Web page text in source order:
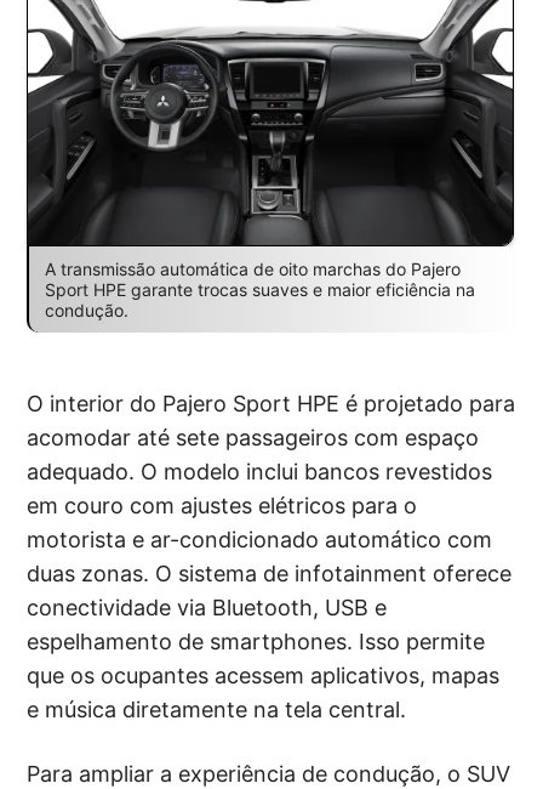
A transmissão automática de oito marchas do Pajero
Sport HPE garante trocas suaves e maior eficiência na
condução.
O interior do Pajero Sport HPE é projetado para
acomodar até sete passageiros com espaço
adequado. O modelo inclui bancos revestidos
em couro com ajustes elétricos para o
motorista e ar-condicionado automático com
duas zonas. O sistema de infotainment oferece
conectividade via Bluetooth, USB e
espelhamento de smartphones. Isso permite
que os ocupantes acessem aplicativos, mapas
e música diretamente na tela central.
Para ampliar a experiência de condução, o SUV